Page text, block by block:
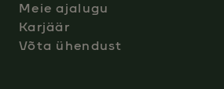
Meie ajalugu
Karjäär
Võta ühendust